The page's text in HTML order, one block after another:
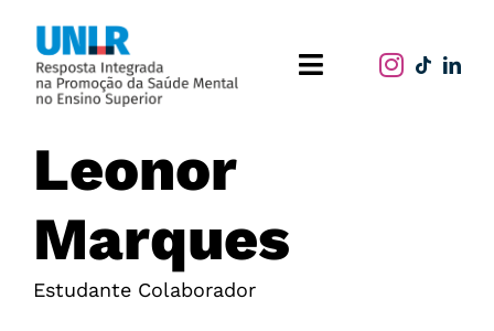
content
Toggle
Leonor
Marques
Estudante Colaborador